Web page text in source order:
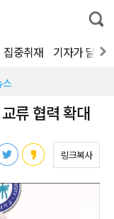
통
합
색
집중취재 기자가 달려
스
류 협력 확대
링크복사